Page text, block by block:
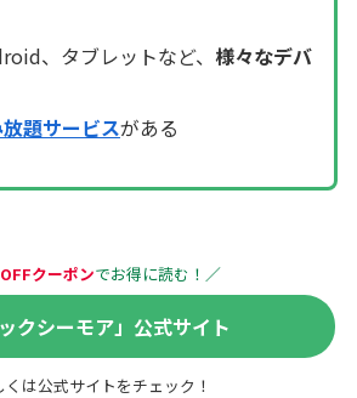
、タブレットなど、 様々なデバ
題サービスがある
クーポンでお得に読む！ ／
ックシーモア」公式サイト
は公式サイトをチェック！